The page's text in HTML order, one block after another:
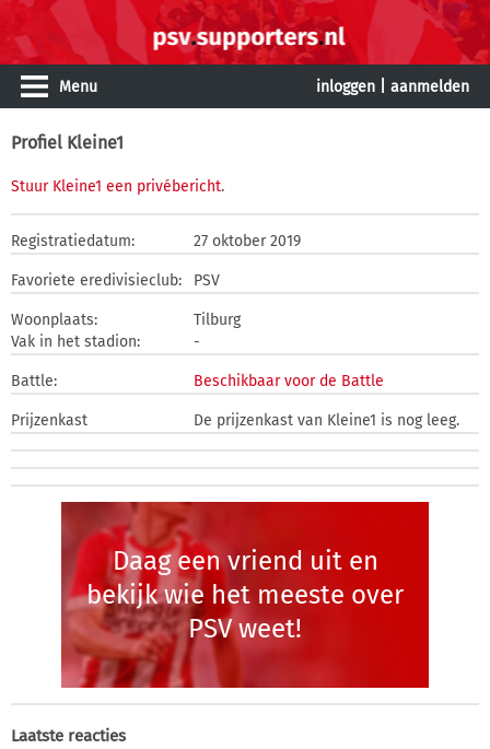
Menu inloggen aanmelden
Profiel Kleine1
Stuur Kleine1 een privébericht.
Registratiedatum: 27 oktober 2019
Favoriete eredivisieclub: PSV
Woonplaats:
Tilburg
Vak in het stadion:
-
Battle: Beschikbaar voor de Battle
Prijzenkast De prijzenkast van Kleine1 is nog leeg.
Daag een vriend uit en
bekijk wie het meeste over
PSV weet!
Laatste reacties